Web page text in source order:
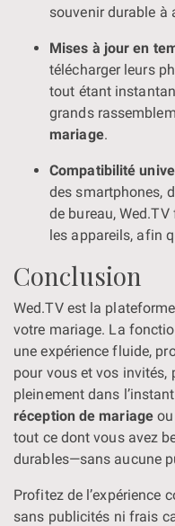
souvenir durable à
Mises à jour en
télécharger leurs
tout étant
grands
mariage.
Compatibilité
des smartphones,
de bureau,
les appareils, afin
Conclusion
Wed.TV est la
votre mariage. La
une expérience fluide,
pour vous et vos invités,
pleinement dans
réception de mariage
tout ce dont vous avez
durables—sans aucune
Profitez de l’expérience
sans publicités ni frais